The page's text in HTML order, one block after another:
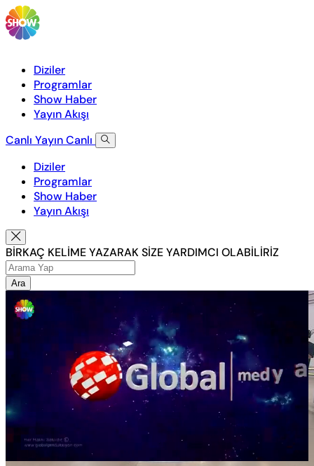
Diziler
Programlar
Show Haber
Yayın Akışı
Canlı YayınCanlı
Diziler
Programlar
Show Haber
Yayın Akışı
BİRKAÇ KELİME YAZARAK SİZE YARDIMCI OLABİLİRİZ
Ara
Sesi
Aç
Yüklendi
Oynatma
Hızı